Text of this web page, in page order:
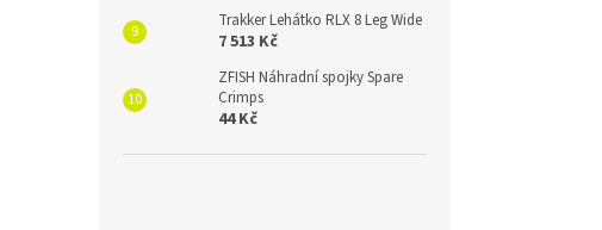
Trakker Lehátko RLX 8 Leg Wide
7 513 Kč
ZFISH Náhradní spojky Spare
Crimps
44 Kč